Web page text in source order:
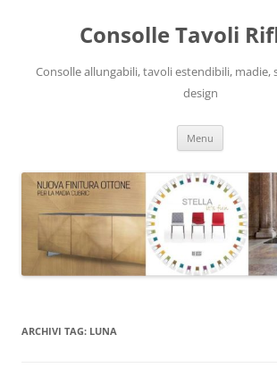
contenutoConsolle Tavoli
Consolle allungabili, tavoli estendibili, madie,
design
Menu
ARCHIVI TAG: LUNA